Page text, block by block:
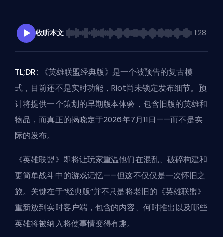
收听本文 1:28
TL;DR: 《英雄联盟经典版》是一个被预告的复古模
式，目前还不是实时功能，Riot尚未锁定发布细节。预
计将提供一个策划的早期版本体验，包含旧版的英雄和
物品，而真正的揭晓定于2026年7月11日——而不是实
际的发布。
《英雄联盟》即将让玩家重温他们在混乱、破碎构建和
更简单战斗中的游戏记忆——但这不仅仅是一次怀旧之
旅。关键在于“经典版”并不只是将老旧的《英雄联盟》
重新放到实时客户端，包含的内容、何时推出以及哪些
英雄将被纳入将使事情变得有趣。